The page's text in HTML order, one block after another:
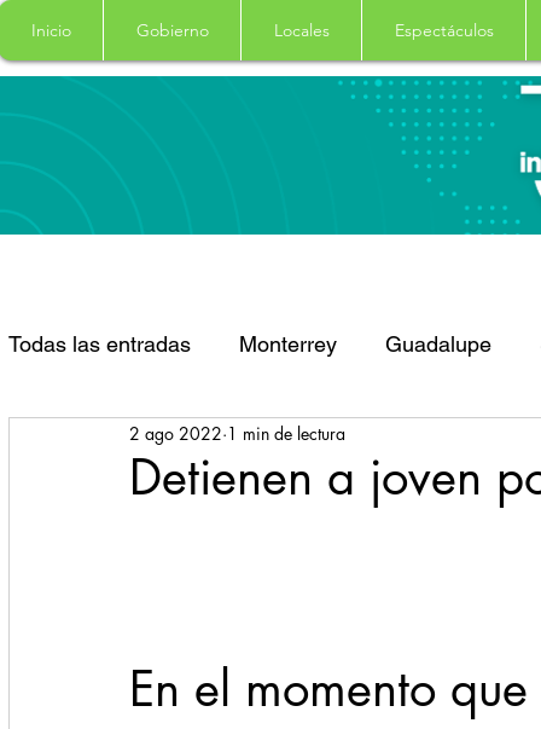
Inicio Gobierno Locales Espectáculos
Todas las entradas Monterrey Guadalupe
Santa Catarina San Pedro Garza Garcia
Detienen a joven
2 ago 2022 1 min de lectura
En el momento